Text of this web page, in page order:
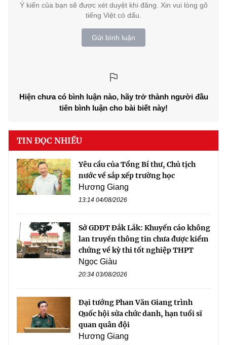
Ý kiến của bạn sẽ được xét duyệt khi đăng. Xin vui lòng gõ
tiếng Việt có dấu.
Gửi bình luận
Hiện chưa có bình luận nào, hãy trở thành người đầu
tiên bình luận cho bài biết này!
TIN ĐỌC NHIỀU
Yêu cầu của Tổng Bí thư, Chủ tịch
nước về sắp xếp trường học
Hương Giang
13:14 04/08/2026
Sở GDĐT Đắk Lắk: Khuyến cáo không
lan truyền thông tin chưa được kiểm
chứng về kỳ thi tốt nghiệp THPT
Ngọc Giàu
20:34 03/08/2026
Đại tướng Phan Văn Giang trình
Quốc hội sửa chức danh, hạn tuổi sĩ
quan quân đội
Hương Giang